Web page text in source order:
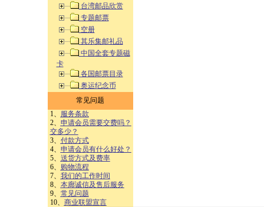
台湾邮品欣赏
专题邮票
空册
其乐集邮礼品
中国全套专题磁
卡
各国邮票目录
奥运纪念币
常见问题
1、
服务条款
2、 申请会员需要交费吗？
交多少？
3、 付款方式
4、 申请会员有什么好处？
5、 送货方式及费率
6、
购物流程
7、 我们的工作时间
8、 本廊诚信及售后服务
9、 常见问题
10、 商业联盟宣言